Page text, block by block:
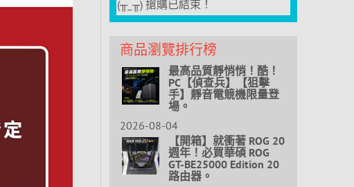
(╥_╥) 搶購已結束！
商品瀏覽排行榜
最高品質靜悄悄！酷！
PC【偵查兵】【狙擊
手】靜音電競機限量登
場。
2026-08-04
【開箱】就衝著 ROG 20
週年！必買華碩 ROG
GT-BE25000 Edition 20
路由器。